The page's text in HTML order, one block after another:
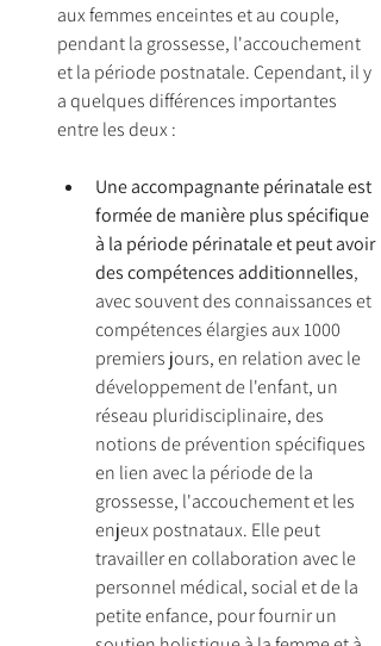
aux femmes enceintes et au couple,
pendant la grossesse, l'accouchement
et la période postnatale. Cependant, il y
a quelques différences importantes
entre les deux :
Une accompagnante périnatale est
formée de manière plus spécifique
à la période périnatale et peut avoir
des compétences additionnelles,
avec souvent des connaissances et
compétences élargies aux 1000
premiers jours, en relation avec le
développement de l'enfant, un
réseau pluridisciplinaire, des
notions de prévention spécifiques
en lien avec la période de la
grossesse, l'accouchement et les
enjeux postnataux. Elle peut
travailler en collaboration avec le
personnel médical, social et de la
petite enfance, pour fournir un